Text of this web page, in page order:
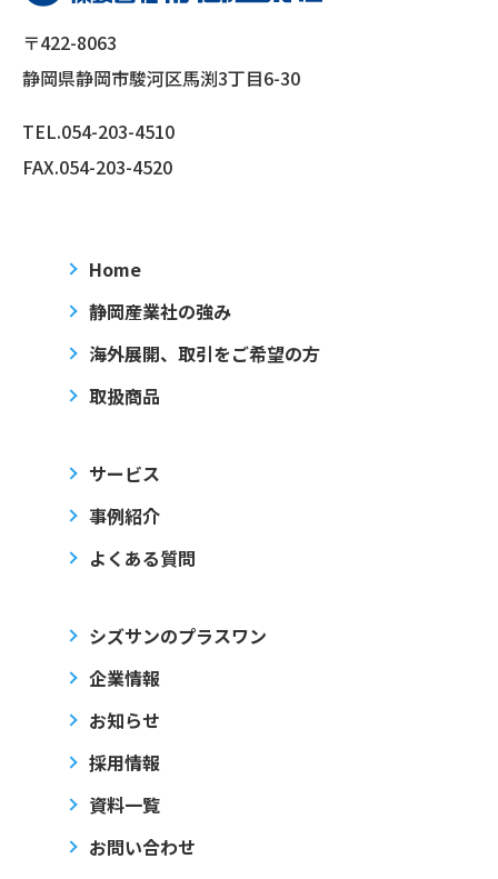
〒422-8063
静岡県静岡市駿河区馬渕3丁目6-30
TEL.054-203-4510
FAX.054-203-4520
Home
静岡産業社の強み
海外展開、取引をご希望の方
取扱商品
サービス
事例紹介
よくある質問
シズサンのプラスワン
企業情報
お知らせ
採用情報
資料一覧
お問い合わせ